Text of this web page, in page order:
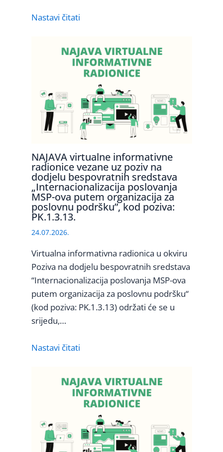
Nastavi čitati
NAJAVA virtualne informativne
radionice vezane uz poziv na
dodjelu bespovratnih sredstava
„Internacionalizacija poslovanja
MSP-ova putem organizacija za
poslovnu podršku”, kod poziva:
PK.1.3.13.
24.07.2026.
Virtualna informativna radionica u okviru
Poziva na dodjelu bespovratnih sredstava
“Internacionalizacija poslovanja MSP-ova
putem organizacija za poslovnu podršku“
(kod poziva: PK.1.3.13) održati će se u
srijedu,…
Nastavi čitati